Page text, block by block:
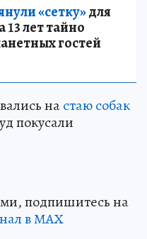
«сетку»для
лет тайно
гостей
настаю собак
покусали
подпишитесь на
в МАХ